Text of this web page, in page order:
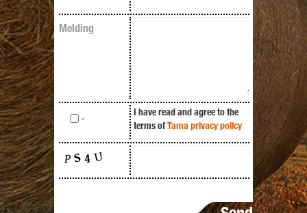
Melding
.
I have read and agree to the
terms ofTama privacy policy